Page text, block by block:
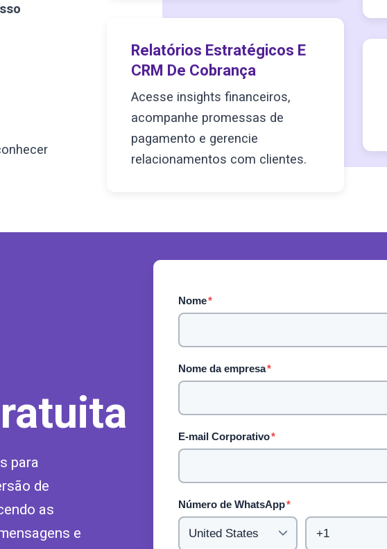
Relatórios Estratégicos E
CRM De Cobrança
Acesse insights financeiros,
acompanhe promessas de
pagamento e gerencie
relacionamentos com clientes.
para
de
as
e
Nome*
Nome da empresa*
E-mail Corporativo*
Número de WhatsApp*